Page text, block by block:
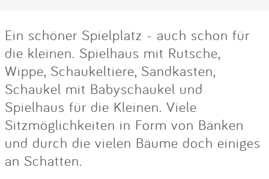
Ein schöner Spielplatz - auch schon für
die kleinen. Spielhaus mit Rutsche,
Wippe, Schaukeltiere, Sandkasten,
Schaukel mit Babyschaukel und
Spielhaus für die Kleinen. Viele
Sitzmöglichkeiten in Form von Bänken
und durch die vielen Bäume doch einiges
an Schatten.